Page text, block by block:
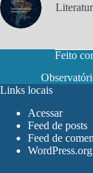
Feito
Links locais
Acessar
Feed de posts
Feed de
WordPress.org